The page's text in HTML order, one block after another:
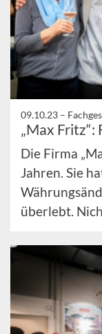
09.10.23 –
„Max
Die Firma
Jahren. Sie
überlebt.